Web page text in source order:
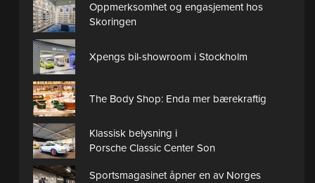
Oppmerksomhet og engasjement hos
Skoringen
Xpengs bil-showroom i Stockholm
The Body Shop: Enda mer bærekraftig
Klassisk belysning i
Porsche Classic Center Son
Sportsmagasinet åpner en av Norges